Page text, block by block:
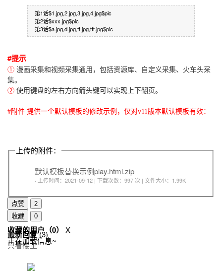
第1话$1.jpg,2.jpg,3.jpg,4.jpg$pic
第2话$xxx.jpg$pic
第3话$a.jpg,d.jpg,ff.jpg,ttt.jpg$pic
#提示
① 漫画采集和视频采集通用，包括资源库、自定义采集、火车头采
集。
② 使用键盘的左右方向箭头键可以实现上下翻页。
#附件 提供一个默认模板的修改示例，仅对v11版本默认模板有效：
上传的附件：
默认模板替换示例play.html.zip
· 上传时间：2021-09-12 | 下载次数：997 次 | 文件大小：1.99K
点赞
2
收藏
0
收藏的用户（0）
X
正在加载信息~
最新回复(3)
只看楼主